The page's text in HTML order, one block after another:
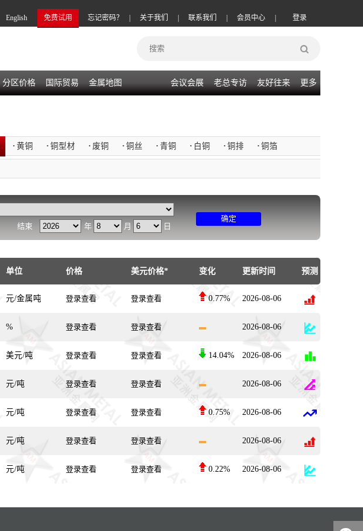
登录
会员中心
联系我们
关于我们
忘记密码？
免费试用
English
分区价格 国际贸易 金属地图 会议会展 老总专访 友好往来 更多
· 黄铜 · 铜型材 · 废铜 · 铜丝 · 青铜 · 白铜 · 铜排 · 铜箔
结束 年 月 日
确定
单位 价格 美元价格* 变化 更新时间 预测
元/金属吨 登录查看 登录查看 0.77% 2026-08-06
% 登录查看 登录查看 2026-08-06
美元/吨 登录查看 登录查看 14.04% 2026-08-06
元/吨 登录查看 登录查看 2026-08-06
元/吨 登录查看 登录查看 0.75% 2026-08-06
元/吨 登录查看 登录查看 2026-08-06
元/吨 登录查看 登录查看 0.22% 2026-08-06